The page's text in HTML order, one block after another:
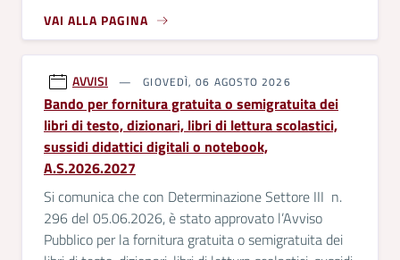
VAI ALLA PAGINA
AVVISI GIOVEDÌ, 06 AGOSTO 2026
Bando per fornitura gratuita o semigratuita dei
libri di testo, dizionari, libri di lettura scolastici,
sussidi didattici digitali o notebook,
A.S.2026.2027
Si comunica che con Determinazione Settore III n.
296 del 05.06.2026, è stato approvato l’Avviso
Pubblico per la fornitura gratuita o semigratuita dei